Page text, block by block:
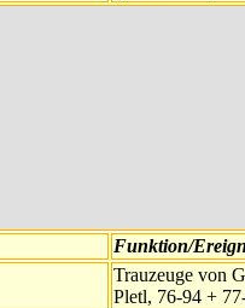
Funktion/
Trauzeuge von
Pletl, 76-94 +